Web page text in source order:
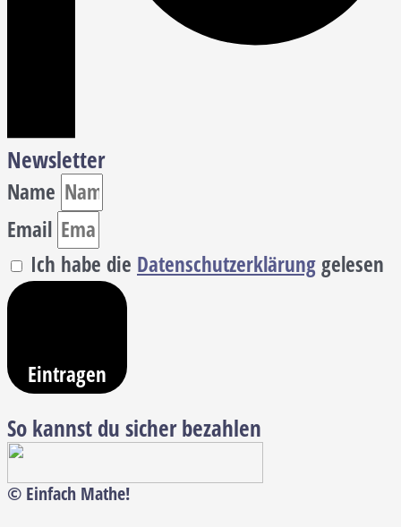
Newsletter
Name
Email
Ich habe die Datenschutzerklärunggelesen
Eintragen
So kannst du sicher bezahlen
© Einfach Mathe!